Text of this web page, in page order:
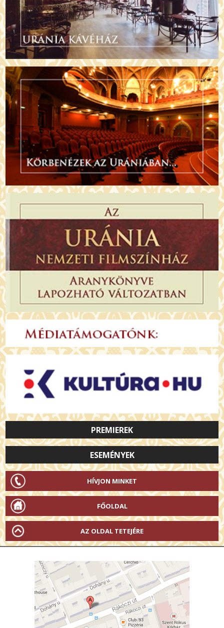
PREMIEREK
ESEMÉNYEK
HÍVJON MINKET
FŐOLDAL
AZ OLDAL TETEJÉRE